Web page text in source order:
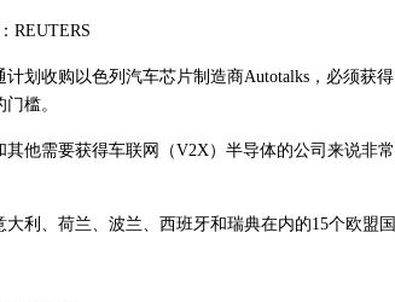
REUTERS
划收购以色列汽车芯片制造商Autotalks，必须获得
槛。
他需要获得车联网（V2X）半导体的公司来说非常
利、荷兰、波兰、西班牙和瑞典在内的15个欧盟国